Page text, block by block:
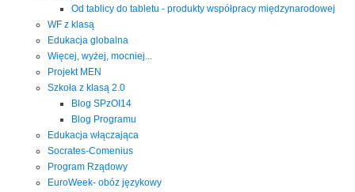
Od tablicy do tabletu - produkty współpracy międzynarodowej
WF z klasą
Edukacja globalna
Więcej, wyżej, mocniej...
Projekt MEN
Szkoła z klasą 2.0
Blog SPzOI14
Blog Programu
Edukacja włączająca
Socrates-Comenius
Program Rządowy
EuroWeek- obóz językowy